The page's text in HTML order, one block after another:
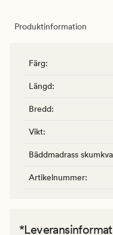
Produktinformation
Färg:
Längd:
Bredd:
Vikt:
Bäddmadrass
Artikelnummer: